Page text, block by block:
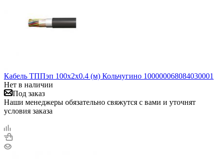
Кабель ТППэп 100х2х0.4 (м) Кольчугино 100000068084030001
Нет в наличии
Под заказ
Наши менеджеры обязательно свяжутся с вами и уточнят
условия заказа